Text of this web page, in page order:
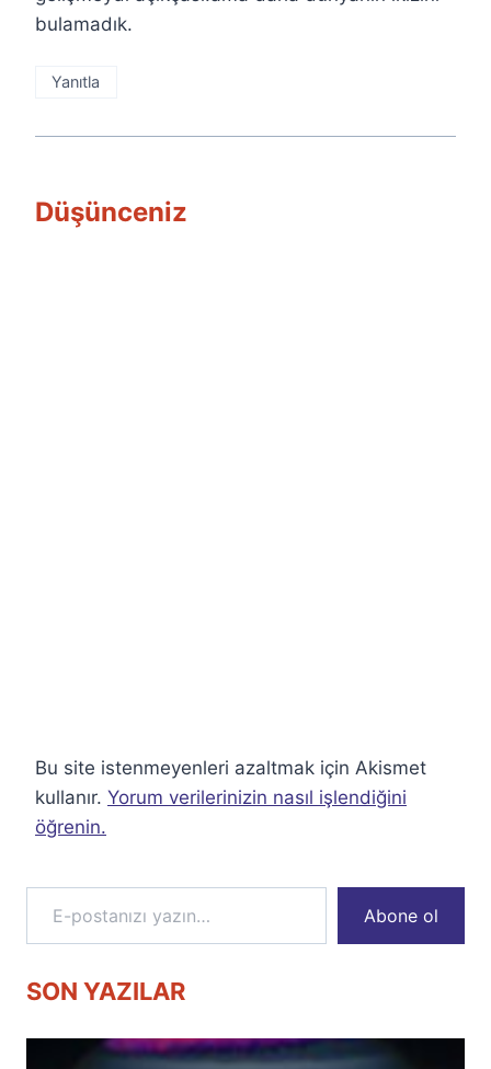
bulamadık.
Yanıtla
Düşünceniz
Bu site istenmeyenleri azaltmak için Akismet
kullanır. Yorum verilerinizin nasıl işlendiğini
öğrenin.
E-postanızı yazın…
Abone ol
SON YAZILAR